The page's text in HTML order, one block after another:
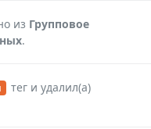
из Групповое
.
теги удалил(а)